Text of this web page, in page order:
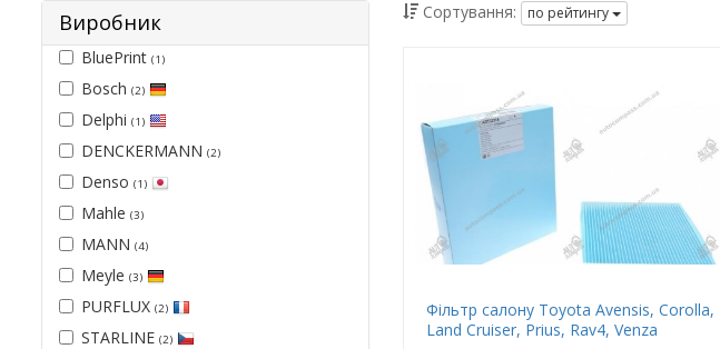
Виробник
BluePrint (1)
Bosch (2)
Delphi (1)
DENCKERMANN (2)
Denso (1)
Mahle (3)
MANN (4)
Meyle (3)
PURFLUX (2)
STARLINE (2)
Сортування: по рейтингу
Фільтр салону Toyota Avensis, Corolla,
Land Cruiser, Prius, Rav4, Venza